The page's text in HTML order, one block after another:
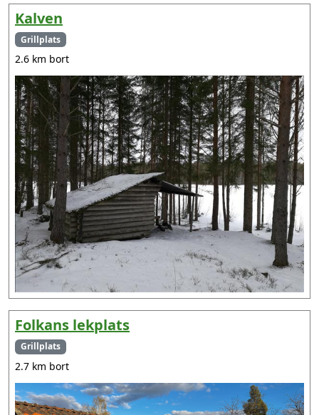
Kalven
Grillplats
2.6 km bort
Folkans lekplats
Grillplats
2.7 km bort